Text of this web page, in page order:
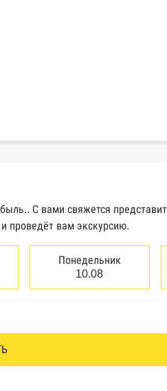
лиц
приставов
С вами свяжется
проведёт вам экскурсию.
Понедельник
10.08